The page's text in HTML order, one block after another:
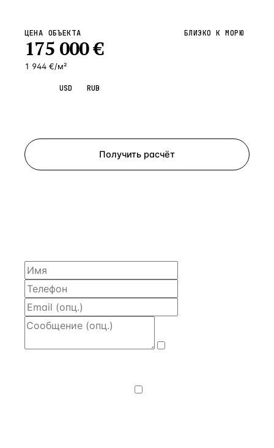
ЦЕНА ОБЪЕКТА
175 000€
1 944 €/м²
БЛИЗКО К МОРЮ
USD RUB
Получить расчёт